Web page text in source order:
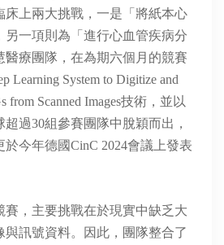
床上兩大挑戰，一是「將紙本心
另一項則為「進行心血管疾病分
醫療團隊，在為期六個月的競賽
Learning System to Digitize and
from Scanned Images技術，並以
過30組參賽團隊中脫穎而出，
今年德國CinC 2024會議上發表
賽，主要挑戰在於現實中缺乏大
與訊號資料。因此，團隊整合了